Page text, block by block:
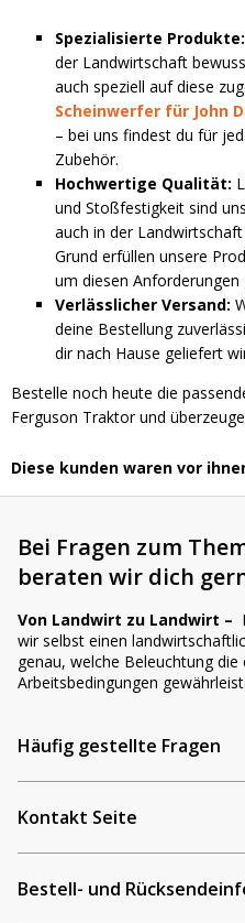
Spezialisierte Produkte:
der Landwirtschaft
auch speziell auf diese
Scheinwerfer für John
– bei uns findest du für
Zubehör.
Hochwertige Qualität:
und Stoßfestigkeit sind
auch in der
Grund erfüllen unsere
um diesen Anforderungen
Verlässlicher Versand:
deine Bestellung
dir nach Hause geliefert
Bestelle noch heute die
Ferguson Traktor und
Diese kunden waren vor
Bei Fragen zum
beraten wir dich
Von Landwirt zu Landwirt –
wir selbst einen
genau, welche Beleuchtung
Arbeitsbedingungen
Häufig gestellte Fragen
Kontakt Seite
Bestell- und